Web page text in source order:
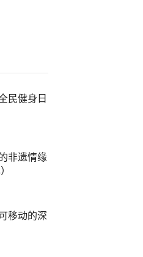
民健身日
非遗情缘
移动的深